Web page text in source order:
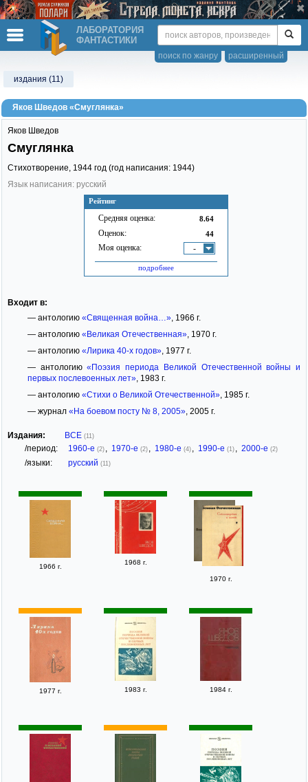
ЛАБОРАТОРИЯ
ФАНТАСТИКИ
расширенный
поиск по жанру
издания (11)
Яков Шведов «Смуглянка»
Рейтинг
Средняя оценка: 8.64
Оценок: 44
Моя оценка: -
подробнее
Яков Шведов
Смуглянка
Стихотворение, 1944 год (год написания: 1944)
Язык написания: русский
Входит в:
— антологию «Священная война…», 1966 г.
— антологию «Великая Отечественная», 1970 г.
— антологию «Лирика 40-х годов», 1977 г.
— антологию«Поэзия периода Великой Отечественной войны и
первых послевоенных лет», 1983 г.
— антологию «Стихи о Великой Отечественной», 1985 г.
— журнал «На боевом посту № 8, 2005», 2005 г.
Издания: ВСЕ (11)
/период: 1960-е (2) 1970-е (2) 1980-е (4) 1990-е (1) 2000-е (2)
/языки: русский (11)
1966 г.
1968 г.
1970 г.
1977 г. 1983 г. 1984 г.